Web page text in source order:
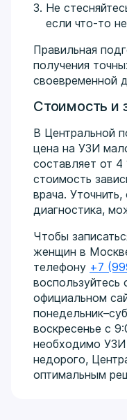
Не
если что-то
Правильная
получения
своевременной
Стоимость и
В Центральной
цена на УЗИ
составляет от
стоимость
врача.
диагностика,
Чтобы
женщин в
телефону +7
воспользуйтесь
официальном
воскресенье с
необходимо
недорого,
оптимальным